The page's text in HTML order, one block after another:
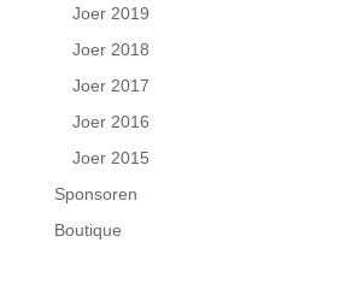
Joer 2019
Joer 2018
Joer 2017
Joer 2016
Joer 2015
Sponsoren
Boutique